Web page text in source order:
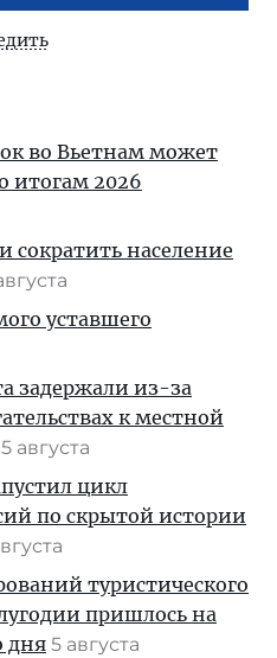
во Вьетнам может
итогам 2026
сократить население
уставшего
задержали из-за
к местной
5 августа
цикл
по скрытой истории
туристического
пришлось на
дня 5 августа